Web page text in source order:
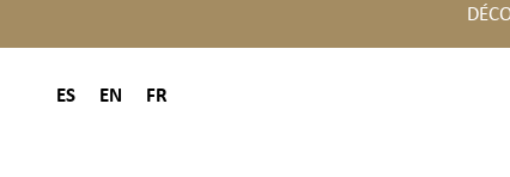
ES EN FR